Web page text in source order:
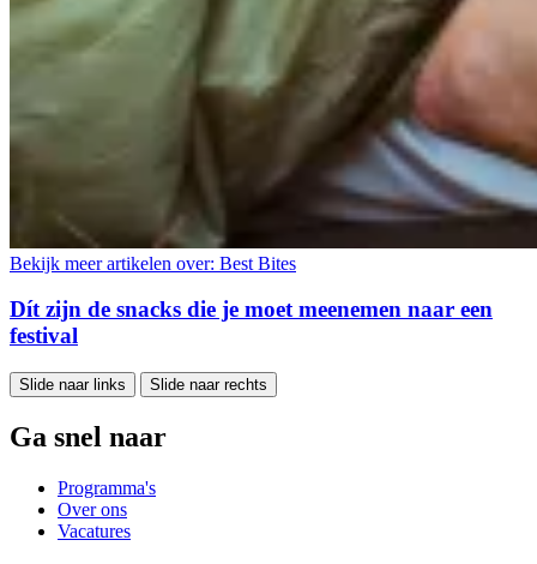
Bekijk meer artikelen over: Best Bites
Dít zijn de snacks die je moet meenemen naar een
festival
Slide naar links Slide naar rechts
Ga snel naar
Programma's
Over ons
Vacatures